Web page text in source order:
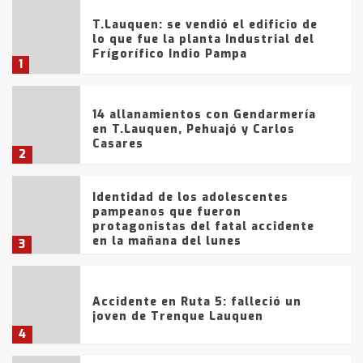
1
T.Lauquen: se vendió el edificio de
lo que fue la planta Industrial del
Frígorífico Indio Pampa
2
14 allanamientos con Gendarmería
en T.Lauquen, Pehuajó y Carlos
Casares
3
Identidad de los adolescentes
pampeanos que fueron
protagonistas del fatal accidente
en la mañana del lunes
4
Accidente en Ruta 5: falleció un
joven de Trenque Lauquen